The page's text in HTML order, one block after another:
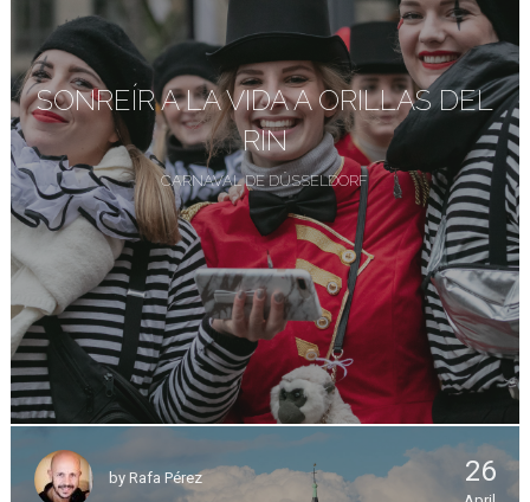
SONREÍR A LA VIDA A ORILLAS DEL
RIN
CARNAVAL DE DÜSSELDORF
by Rafa Pérez 26